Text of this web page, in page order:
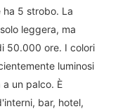
ha 5 strobo. La
leggera, ma
50.000 ore. I colori
luminosi
un palco. È
bar, hotel,